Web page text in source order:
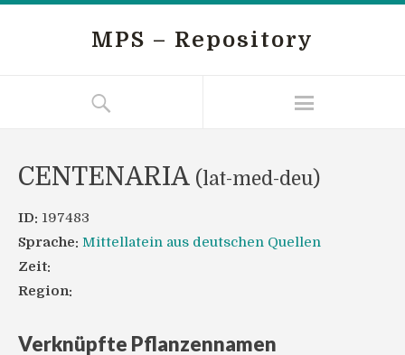
MPS – Repository
CENTENARIA (lat-med-deu)
ID: 197483
Sprache: Mittellatein aus deutschen Quellen
Zeit:
Region:
Verknüpfte Pflanzennamen